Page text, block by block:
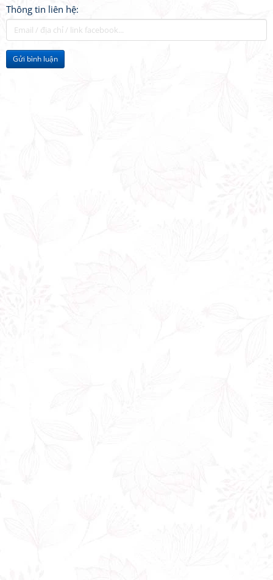
Thông tin liên hệ:
Gửi bình luận